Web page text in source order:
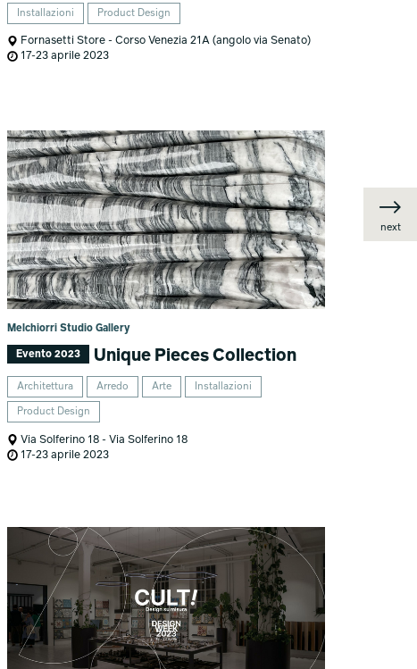
Installazioni Product Design
Fornasetti Store - Corso Venezia 21A (angolo via Senato)
17-23 aprile 2023
Melchiorri Studio Gallery
Evento 2023 Unique Pieces Collection
Architettura Arredo Arte Installazioni
Product Design
Via Solferino 18 - Via Solferino 18
17-23 aprile 2023
next